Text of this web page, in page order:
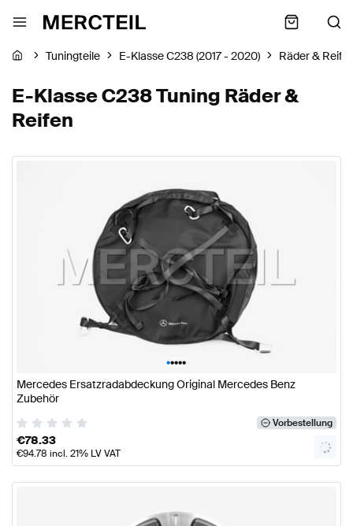
Tuningteile E-Klasse C238 (2017 - 2020) Räder &
E-Klasse C238 Tuning Räder &
Reifen
•••••
Mercedes Ersatzradabdeckung Original Mercedes Benz
Zubehör
Vorbestellung
€78.33
€94.78 incl. 21% LV VAT